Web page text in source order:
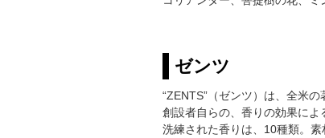
ゼンツ
“ZENTS”（ゼンツ）は、全米
創設者自らの、香りの効果によ
洗練された香りは、10種類。